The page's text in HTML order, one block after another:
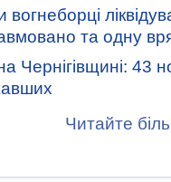
та одну
Чернігівщині: 43
Читайте